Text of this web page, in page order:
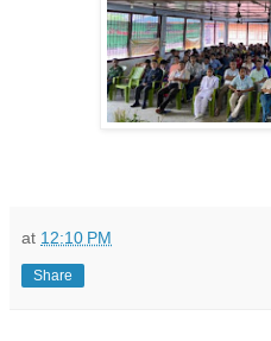
at 12:10 PM
Share